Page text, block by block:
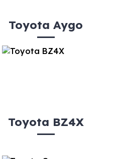
Toyota Aygo
Toyota BZ4X